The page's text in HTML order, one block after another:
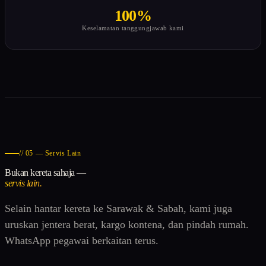
100%
Keselamatan tanggungjawab kami
// 05 — Servis Lain
Bukan kereta sahaja —
servis lain.
Selain hantar kereta ke Sarawak & Sabah, kami juga
uruskan jentera berat, kargo kontena, dan pindah rumah.
WhatsApp pegawai berkaitan terus.